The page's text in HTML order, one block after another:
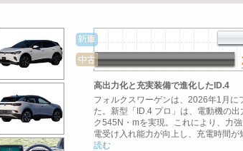
高出力化と充実装備で進化したID.4
フォルクスワーゲンは、2026年1月に
た。新型「ID.4 プロ」は、電動機の
ク545N・mを実現。これにより、力
電受け入れ能力が向上し、充電時間
読む